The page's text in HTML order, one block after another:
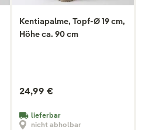
Kentiapalme, Topf-Ø 19 cm,
Höhe ca. 90 cm
24,99 €
lieferbar
nicht abholbar